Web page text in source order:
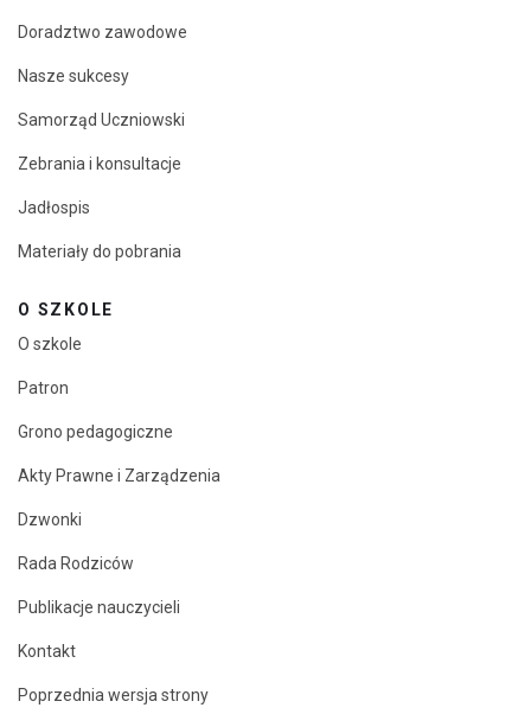
Doradztwo zawodowe
Nasze sukcesy
Samorząd Uczniowski
Zebrania i konsultacje
Jadłospis
Materiały do pobrania
O SZKOLE
O szkole
Patron
Grono pedagogiczne
Akty Prawne i Zarządzenia
Dzwonki
Rada Rodziców
Publikacje nauczycieli
Kontakt
Poprzednia wersja strony